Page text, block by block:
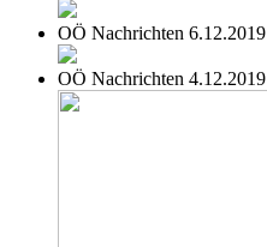
OÖ Nachrichten 6.12.2019
OÖ Nachrichten 4.12.2019